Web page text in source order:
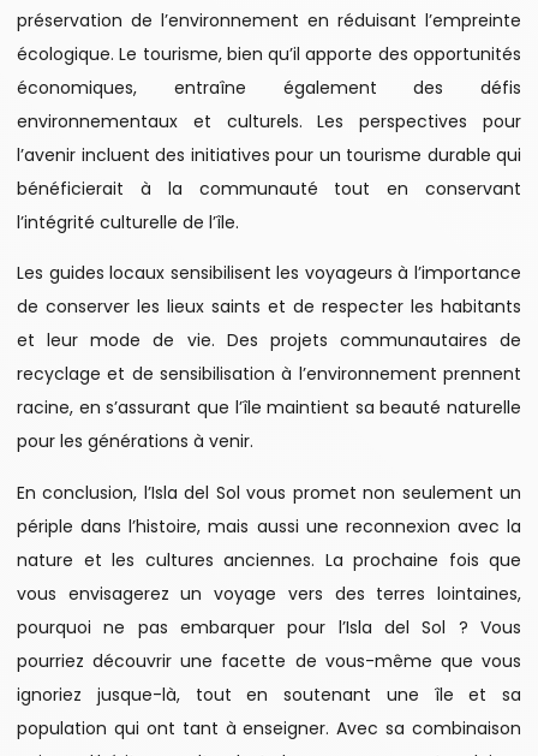
préservation de l’environnement en réduisant l’empreinte
écologique. Le tourisme, bien qu’il apporte des opportunités
économiques, entraîne également des défis
environnementaux et culturels. Les perspectives pour
l’avenir incluent des initiatives pour un tourisme durable qui
bénéficierait à la communauté tout en conservant
l’intégrité culturelle de l’île.
Les guides locaux sensibilisent les voyageurs à l’importance
de conserver les lieux saints et de respecter les habitants
et leur mode de vie. Des projets communautaires de
recyclage et de sensibilisation à l’environnement prennent
racine, en s’assurant que l’île maintient sa beauté naturelle
pour les générations à venir.
En conclusion, l’Isla del Sol vous promet non seulement un
périple dans l’histoire, mais aussi une reconnexion avec la
nature et les cultures anciennes. La prochaine fois que
vous envisagerez un voyage vers des terres lointaines,
pourquoi ne pas embarquer pour l’Isla del Sol ? Vous
pourriez découvrir une facette de vous-même que vous
ignoriez jusque-là, tout en soutenant une île et sa
population qui ont tant à enseigner. Avec sa combinaison